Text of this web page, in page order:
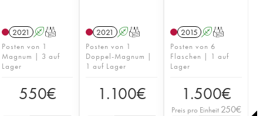
2021 AT
Posten von 1
Magnum | 3 auf
Lager
550€
2021 AT
Posten von 1
Doppel-Magnum |
1 auf Lager
1.100€
2015 AT
Posten von 6
Flaschen | 1 auf
Lager
1.500€
Preis pro Einheit 250€